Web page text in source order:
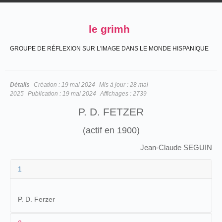
le grimh
GROUPE DE RÉFLEXION SUR L'IMAGE DANS LE MONDE HISPANIQUE
Détails Création : 19 mai 2024 Mis à jour : 28 mai
2025 Publication : 19 mai 2024 Affichages : 2739
P. D. FETZER
(actif en 1900)
Jean-Claude SEGUIN
1
P. D. Ferzer